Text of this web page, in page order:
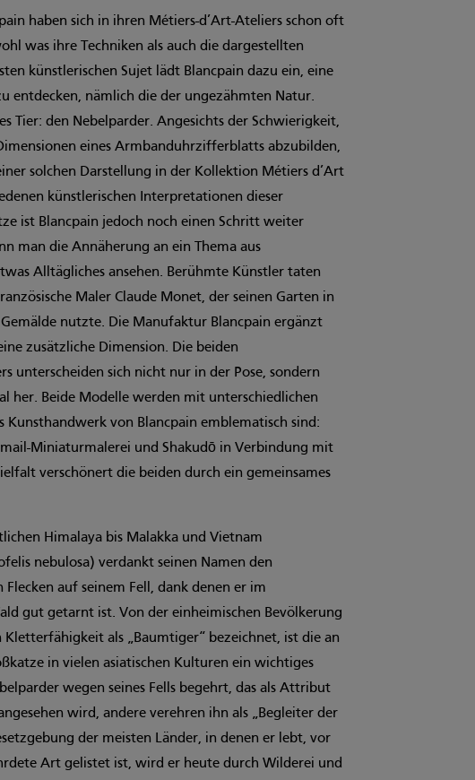
haben sich in ihren Métiers-d’Art-Ateliers schon oft
was ihre Techniken als auch die dargestellten
künstlerischen Sujet lädt Blancpain dazu ein, eine
entdecken, nämlich die der ungezähmten Natur.
Tier: den Nebelparder. Angesichts der Schwierigkeit,
eines Armbanduhrzifferblatts abzubilden,
solchen Darstellung in der Kollektion Métiers d’Art
künstlerischen Interpretationen dieser
ist Blancpain jedoch noch einen Schritt weiter
man die Annäherung an ein Thema aus
Alltägliches ansehen. Berühmte Künstler taten
Maler Claude Monet, der seinen Garten in
nutzte. Die Manufaktur Blancpain ergänzt
zusätzliche Dimension. Die beiden
unterscheiden sich nicht nur in der Pose, sondern
her. Beide Modelle werden mit unterschiedlichen
Kunsthandwerk von Blancpain emblematisch sind:
Miniaturmalerei und Shakudō in Verbindung mit
verschönert die beiden durch ein gemeinsames
Himalaya bis Malakka und Vietnam
nebulosa) verdankt seinen Namen den
auf seinem Fell, dank denen er im
gut getarnt ist. Von der einheimischen Bevölkerung
als „Baumtiger“ bezeichnet, ist die an
in vielen asiatischen Kulturen ein wichtiges
wegen seines Fells begehrt, das als Attribut
wird, andere verehren ihn als „Begleiter der
der meisten Länder, in denen er lebt, vor
Art gelistet ist, wird er heute durch Wilderei und